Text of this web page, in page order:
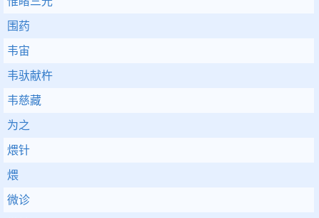
围药
韦宙
韦驮献杵
韦慈藏
为之
煨针
煨
微诊